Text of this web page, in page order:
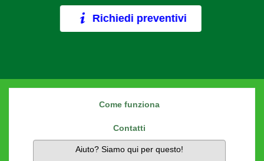
Richiedi preventivi
Come funziona
Contatti
Aiuto? Siamo qui per questo!